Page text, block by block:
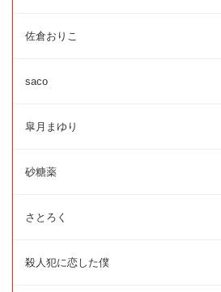
佐倉おりこ
saco
皐月まゆり
砂糖薬
さとろく
殺人犯に恋した僕